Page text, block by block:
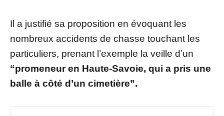
Il a justifié sa proposition en évoquant les
nombreux accidents de chasse touchant les
particuliers, prenant l’exemple la veille d’un
“promeneur en Haute-Savoie, qui a pris une
balle à côté d’un cimetière”.